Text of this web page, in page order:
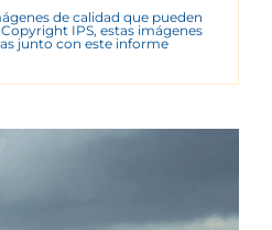
de calidad que pueden
IPS, estas imágenes
junto con este informe